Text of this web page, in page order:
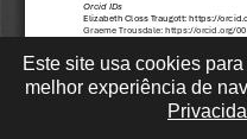
Este site usa cookies
melhor experiência de